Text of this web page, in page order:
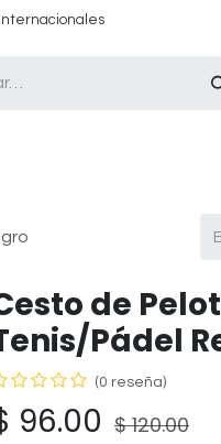
de
Pádel
(0 reseña)
96.00 $120.00